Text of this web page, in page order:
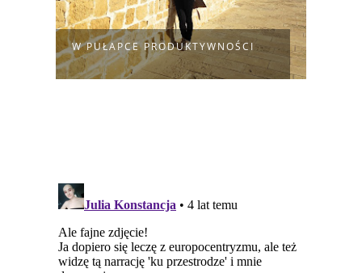
W PUŁAPCE PRODUKTYWNOŚCI